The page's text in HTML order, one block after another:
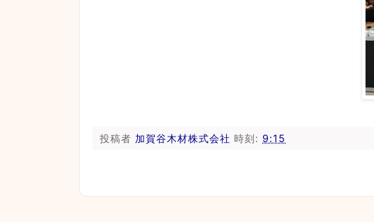
投稿者 加賀谷木材株式会社 時刻: 9:15